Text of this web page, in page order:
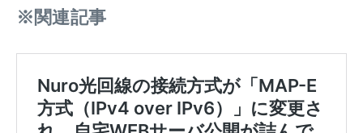
※関連記事